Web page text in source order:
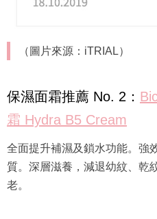
（圖片來源：iTRIAL）
保濕面霜推薦 No. 2：
霜 Hydra B5 Cream
全面提升補濕及鎖水功能。強
質。深層滋養，減退幼紋、乾
老。